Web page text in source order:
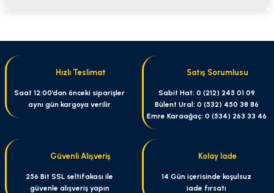
Görüş ve önerileriniz için teşekkür ederiz.
Ürün resmi kalitesiz, bozuk veya görüntülenemiyor.
Ürün açıklamasında eksik bilgiler bulunuyor.
Ürün fiyatı diğer sitelerden daha pahalı.
Bu ürüne benzer farklı alternatifler olmalı.
Hızlı Teslimat
Saat 12:00’dan önceki siparişler
aynı gün kargoya verilir
Satış Sorumlusu
Sabit Hat: 0 (212) 245 01 09
Bülent Ural: 0 (532) 450 38 86
Emre Karaağaç: 0 (534) 263 33 46
Güvenli Alışveriş
256 Bit SSL seltifakası ile
güvenle alışveriş yapın
Kolay İade
14 Gün içerisinde koşulsuz
iade fırsatı